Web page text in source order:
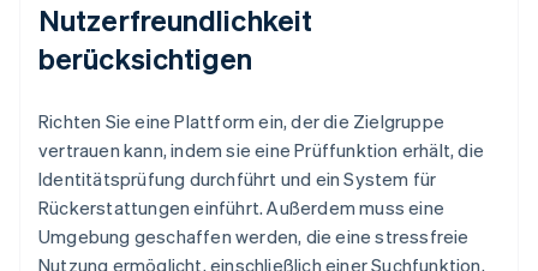
Nutzerfreundlichkeit
berücksichtigen
Richten Sie eine Plattform ein, der die Zielgruppe
vertrauen kann, indem sie eine Prüffunktion erhält, die
Identitätsprüfung durchführt und ein System für
Rückerstattungen einführt. Außerdem muss eine
Umgebung geschaffen werden, die eine stressfreie
Nutzung ermöglicht, einschließlich einer Suchfunktion,